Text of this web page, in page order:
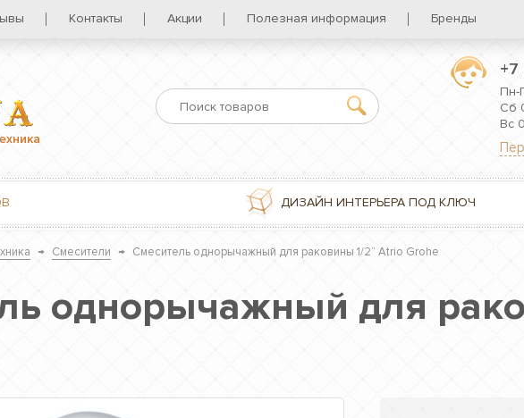
Контакты Акции Полезная информация Бренды
+7
Пн-
Сб
Вс
ДИЗАЙН ИНТЕРЬЕРА ПОД КЛЮЧ
→ Смесители → Смеситель однорычажный для раковины 1/2“ Atrio Grohe
однорычажный для